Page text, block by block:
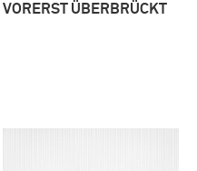
VORERST ÜBERBRÜCKT